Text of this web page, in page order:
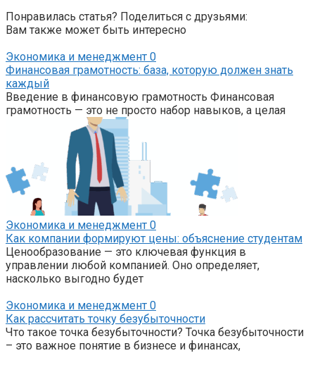
Понравилась статья? Поделиться с друзьями:
Вам также может быть интересно
Экономика и менеджмент 0
Финансовая грамотность: база, которую должен знать
каждый
Введение в финансовую грамотность Финансовая
грамотность — это не просто набор навыков, а целая
Экономика и менеджмент 0
Как компании формируют цены: объяснение студентам
Ценообразование — это ключевая функция в
управлении любой компанией. Оно определяет,
насколько выгодно будет
Экономика и менеджмент 0
Как рассчитать точку безубыточности
Что такое точка безубыточности? Точка безубыточности
– это важное понятие в бизнесе и финансах,